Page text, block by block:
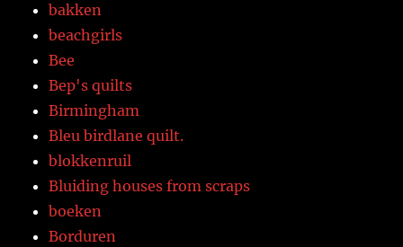
bakken
beachgirls
Bee
Bep's quilts
Birmingham
Bleu birdlane quilt.
blokkenruil
Bluiding houses from scraps
boeken
Borduren